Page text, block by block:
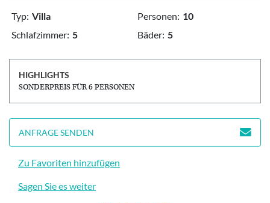
Typ: Villa Personen: 10
Schlafzimmer: 5 Bäder: 5
HIGHLIGHTS
SONDERPREIS FÜR 6 PERSONEN
ANFRAGE SENDEN
Zu Favoriten hinzufügen
Sagen Sie es weiter